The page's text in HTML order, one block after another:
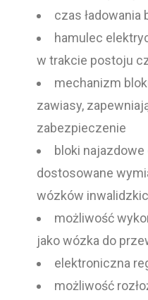
czas ładowania
hamulec
w trakcie postoju
mechanizm
zawiasy,
zabezpieczenie
bloki
dostosowane
wózków
możliwość
jako wózka do
elektroniczna
możliwość